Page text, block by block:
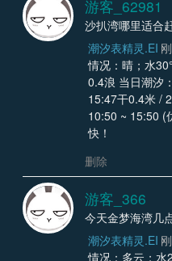
游客_62981
沙扒湾哪里适合
潮汐表精灵.EI
情况：晴；水
0.4浪 当日潮汐
15:47干0.4米 /
10:50 ~ 15:50 (
快！
删除
游客_366
今天金梦海湾几
潮汐表精灵.EI
情况：多云；水